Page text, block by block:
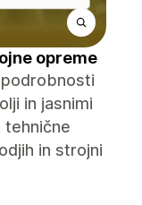
opreme
in jasnimi
tehnične
in strojni